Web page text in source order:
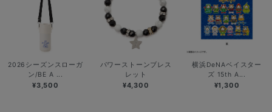
2026シーズンスローガ
ン/BE A ...
¥3,500
パワーストーンブレス
レット
¥4,300
横浜DeNAベイスター
ズ 15th A...
¥1,300